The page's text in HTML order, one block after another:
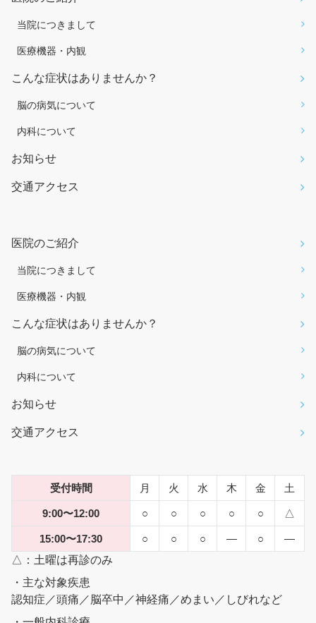
当院につきまして
医療機器・内観
こんな症状はありませんか？
脳の病気について
内科について
お知らせ
交通アクセス
医院のご紹介
当院につきまして
医療機器・内観
こんな症状はありませんか？
脳の病気について
内科について
お知らせ
交通アクセス
受付時間 月 火 水 木 金 土
9:00〜12:00 ○ ○ ○ ○ ○ △
15:00〜17:30 ○ ○ ○ ― ○
―
△：土曜は再診のみ
・主な対象疾患
認知症／頭痛／脳卒中／神経痛／めまい／しびれなど